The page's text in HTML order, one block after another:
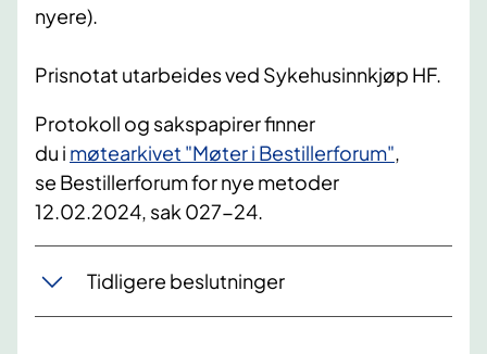
nyere).
Prisnotat utarbeides ved Sykehusinnkjøp HF.
Protokoll og sakspapirerfinner
du i møtearkivet "Møter i Bestillerforum"
se Bestillerforumfor nye metoder
12.02.2024 , sak 027-24.
Tidligere beslutninger